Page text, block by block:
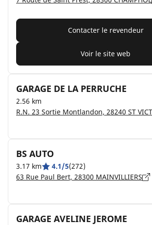
Contacter le revendeur
Voir le site web
GARAGE DE LA PERRUCHE
2.56 km
BS AUTO
3.17 km 4.1/5(272)
63 Rue Paul Bert, 28300 MAINVILLIERS
GARAGE AVELINE JEROME